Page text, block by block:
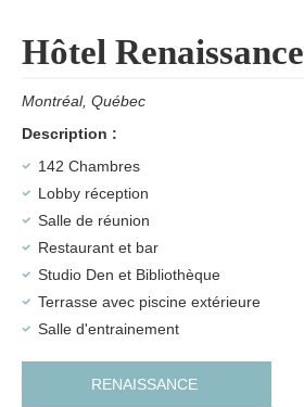
Hôtel Renaissance
Montréal, Québec
Description :
142 Chambres
Lobby réception
Salle de réunion
Restaurant et bar
Studio Den et Bibliothèque
Terrasse avec piscine extérieure
Salle d'entrainement
RENAISSANCE